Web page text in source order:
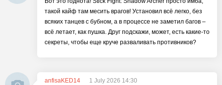
такой кайф там месить врагов! Установил всё легко, без
всяких танцев с бубном, а в процессе не заметил багов –
всё летает, как пушка. Друг подскажи, может, есть какие-то
секреты, чтобы еще круче разваливать противников?
anfisaKED14
1 July 2026 14:30